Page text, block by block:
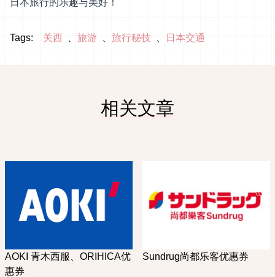
Tags: 关西 旅游 旅行秘技 日本交通
相关文章
AOKI 青木西服、ORIHICA优
惠券
Sundrug尚都乐客优惠券